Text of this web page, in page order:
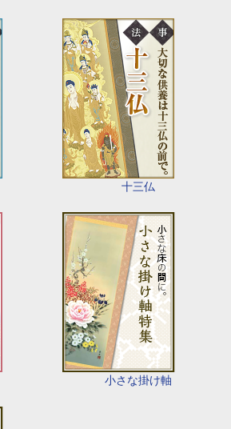
十三仏
小さな掛け軸